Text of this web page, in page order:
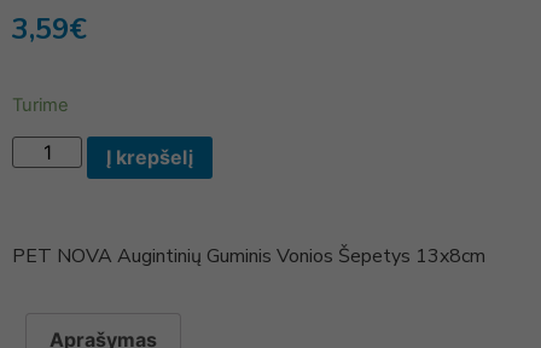
3,59€
Turime
Į krepšelį
PET NOVA Augintinių Guminis Vonios Šepetys 13x8cm
Aprašymas